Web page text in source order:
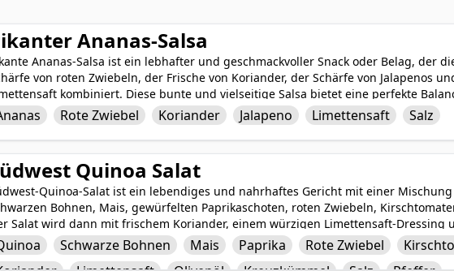
Ananas-Salsa
Ananas-Salsa ist ein lebhafter und geschmackvoller Snack oder Belag, der
von roten Zwiebeln, der Frische von Koriander, der Schärfe von Jalapenos
kombiniert. Diese bunte und vielseitige Salsa bietet eine perfekte
Aromen, die gut zu einer Vielzahl von Gerichten wie gegrilltem Fleisch,
Tortilla-Chips genossen werden. Es ist eine erfrischende und tropische Variante
Gericht aufhellt.
Rote Zwiebel Koriander Jalapeno Limettensaft Salz
Quinoa Salat
Quinoa-Salat ist ein lebendiges und nahrhaftes Gericht mit einer
Bohnen, Mais, gewürfelten Paprikaschoten, roten Zwiebeln,
Salat wird dann mit frischem Koriander, einem würzigen Limettensaft-Dressing
Salz und Pfeffer für zusätzliche Aromen vermischt. Dieser bunte und
an Protein, Ballaststoffen und lebenswichtigen Nährstoffen, was ihn zu einer
Schwarze Bohnen Mais Paprika Rote Zwiebel